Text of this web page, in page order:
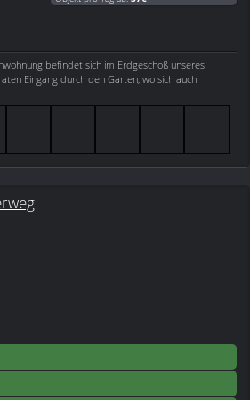
befindet sich im Erdgeschoß unseres
Eingang durch den Garten, wo sich auch